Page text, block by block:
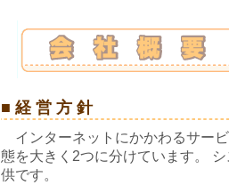
■ 経 営 方 針
インターネットにかかわるサー
態を大きく2つに分けています。
供です。